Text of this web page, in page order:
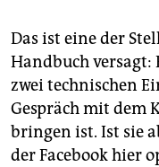
Das ist eine der
Handbuch versagt:
zwei technischen
Gespräch mit dem
bringen ist. Ist sie
der Facebook hier